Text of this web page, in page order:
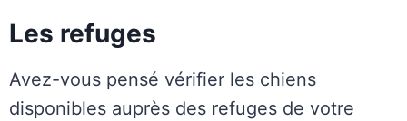
Les refuges
Avez-vous pensé vérifier les chiens
disponibles auprès des refuges de votre